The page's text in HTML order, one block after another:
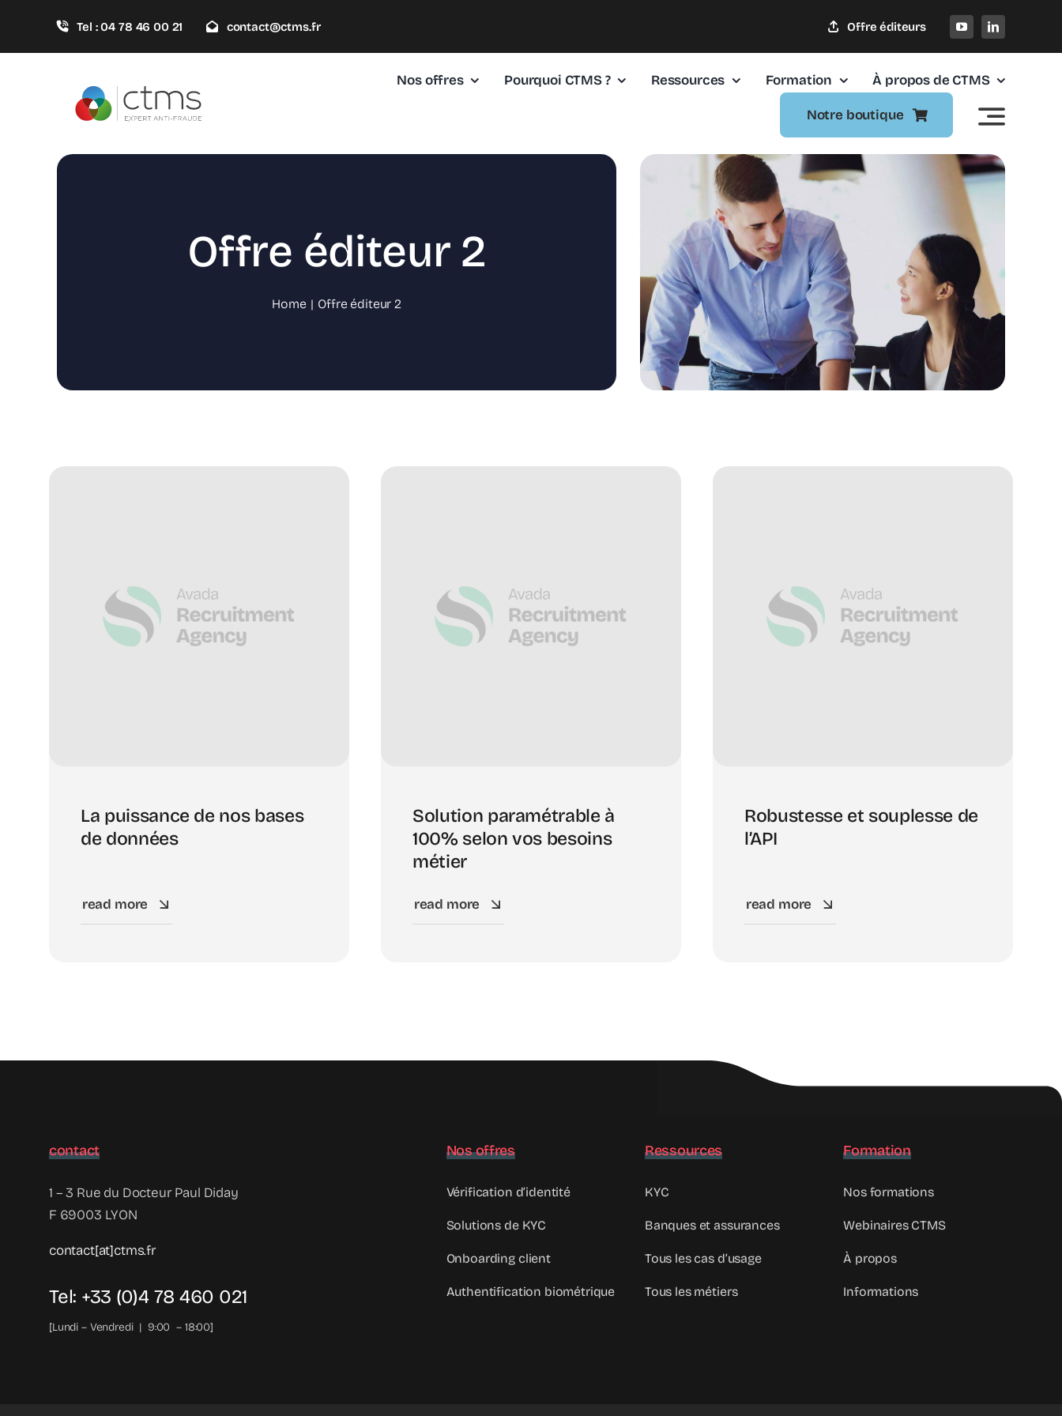
contenu
Tel : 04 78 46 00 21 contact@ctms.fr Offre éditeurs
Nos offres Pourquoi CTMS ? Ressources Formation À propos de CTMS
Notre boutique
Offre éditeur 2
Home Offre éditeur 2
La puissance de nos bases
de données
read more
Solution paramétrable à
100% selon vos besoins
métier
read more
Robustesse et souplesse de
l’API
read more
contact
1 – 3 Rue du Docteur Paul Diday
F 69003 LYON
contact[at]ctms.fr
Tel: +33 (0)4 78 460 021
[Lundi – Vendredi | 9:00 – 18:00]
Nos offres
Vérification d’identité
Solutions de KYC
Onboarding client
Authentification biométrique
Ressources
KYC
Banques et assurances
Tous les cas d’usage
Tous les métiers
Formation
Nos formations
Webinaires CTMS
À propos
Informations